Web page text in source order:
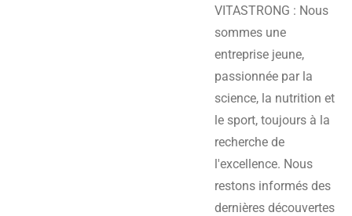
VITASTRONG : Nous
sommes une
entreprise jeune,
passionnée par la
science, la nutrition et
le sport, toujours à la
recherche de
l'excellence. Nous
restons informés des
dernières découvertes